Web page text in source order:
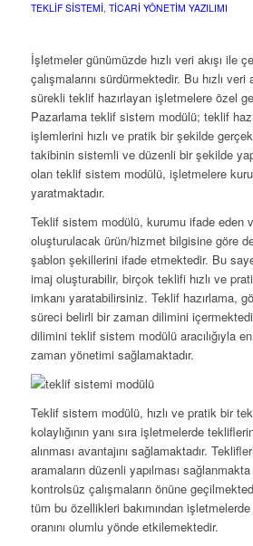
TEKLIF SISTEMI, TICARI YÖNETIM YAZILIMI
İşletmeler günümüzde hızlı veri akışı ile
çalışmalarını sürdürmektedir. Bu hızlı veri
sürekli teklif hazırlayan işletmelere özel
Pazarlama teklif sistem modülü; teklif
işlemlerini hızlı ve pratik bir şekilde
takibinin sistemli ve düzenli bir şekilde
olan teklif sistem modülü, işletmelere
yaratmaktadır.
Teklif sistem modülü, kurumu ifade eden
oluşturulacak ürün/hizmet bilgisine göre
şablon şekillerini ifade etmektedir. Bu
imaj oluşturabilir, birçok teklifi hızlı ve
imkanı yaratabilirsiniz. Teklif hazırlama,
süreci belirli bir zaman dilimini
dilimini teklif sistem modülü aracılığıyla
zaman yönetimi sağlamaktadır.
Teklif sistem modülü, hızlı ve pratik bir
kolaylığının yanı sıra işletmelerde
alınması avantajını sağlamaktadır.
aramaların düzenli yapılması
kontrolsüz çalışmaların önüne
tüm bu özellikleri bakımından işletmelerde
oranını olumlu yönde etkilemektedir.